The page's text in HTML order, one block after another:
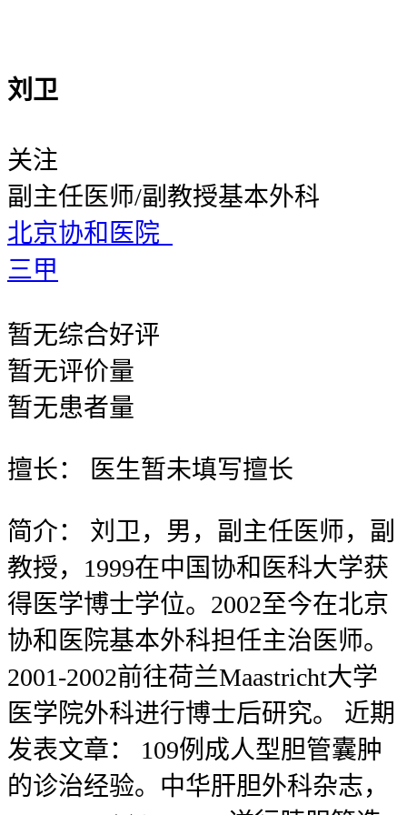
刘卫
关注
副主任医师/副教授基本外科
北京协和医院
三甲
暂无综合好评
暂无评价量
暂无患者量
擅长： 医生暂未填写擅长
简介：
刘卫，男，副主任医师，副
教授，1999在中国协和医科大学获
得医学博士学位。2002至今在北京
协和医院基本外科担任主治医师。
2001-2002前往荷兰Maastricht大学
医学院外科进行博士后研究。 近期
发表文章： 109例成人型胆管囊肿
的诊治经验。中华肝胆外科杂志，